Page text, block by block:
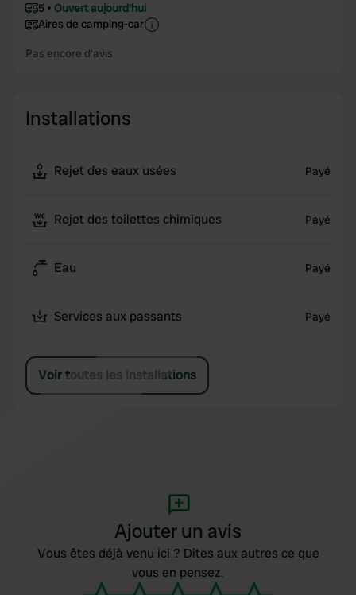
5
Ouvert aujourd'hui
Aires de camping-car
Pas encore d'avis
Installations
Rejet des eaux usées Payé
Rejet des toilettes chimiques Payé
Eau Payé
Services aux passants Payé
Voir toutes les installations
Ajouter un avis
Vous êtes déjà venu ici ? Dites aux autres ce que
vous en pensez.